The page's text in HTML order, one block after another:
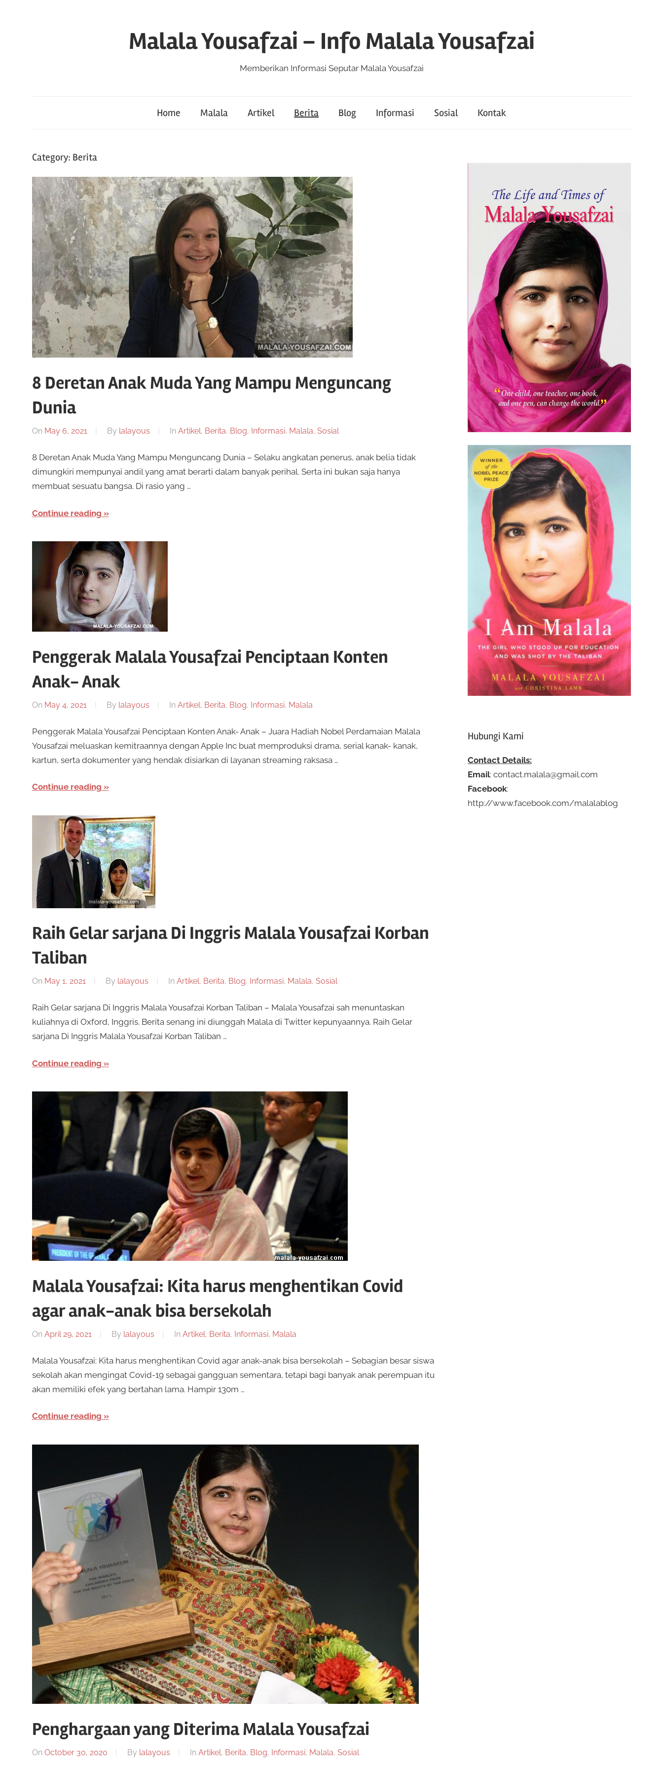
Malala Yousafzai – Info Malala Yousafzai
Memberikan Informasi Seputar Malala Yousafzai
Home Malala Artikel Berita Blog Informasi Sosial Kontak
Category: Berita
8 Deretan Anak Muda Yang Mampu Menguncang
Dunia
On May 6, 2021 By lalayous In Artikel, Berita, Blog, Informasi, Malala, Sosial
8 Deretan Anak Muda Yang Mampu Menguncang Dunia – Selaku angkatan penerus, anak belia tidak
dimungkiri mempunyai andil yang amat berarti dalam banyak perihal. Serta ini bukan saja hanya
membuat sesuatu bangsa. Di rasio yang …
Continue reading
Penggerak Malala Yousafzai Penciptaan Konten
Anak- Anak
On May 4, 2021 By lalayous In Artikel, Berita, Blog, Informasi, Malala
Penggerak Malala Yousafzai Penciptaan Konten Anak- Anak – Juara Hadiah Nobel Perdamaian Malala
Yousafzai meluaskan kemitraannya dengan Apple Inc buat memproduksi drama, serial kanak- kanak,
kartun, serta dokumenter yang hendak disiarkan di layanan streaming raksasa …
Continue reading
Raih Gelar sarjana Di Inggris Malala Yousafzai Korban
Taliban
On May 1, 2021 By lalayous In Artikel, Berita, Blog, Informasi, Malala, Sosial
Raih Gelar sarjana Di Inggris Malala Yousafzai Korban Taliban – Malala Yousafzai sah menuntaskan
kuliahnya di Oxford, Inggris. Berita senang ini diunggah Malala di Twitter kepunyaannya. Raih Gelar
sarjana Di Inggris Malala Yousafzai Korban Taliban …
Continue reading
Malala Yousafzai: Kita harus menghentikan Covid
agar anak-anak bisa bersekolah
On April 29, 2021 By lalayous In Artikel, Berita, Informasi, Malala
Malala Yousafzai: Kita harus menghentikan Covid agar anak-anak bisa bersekolah – Sebagian besar siswa
sekolah akan mengingat Covid-19 sebagai gangguan sementara, tetapi bagi banyak anak perempuan itu
akan memiliki efek yang bertahan lama. Hampir 130m …
Continue reading
Penghargaan yang Diterima Malala Yousafzai
On October 30, 2020 By lalayous In Artikel, Berita, Blog, Informasi, Malala, Sosial
Hubungi Kami
Contact Details:
Email: contact.malala@gmail.com
Facebook:
http://www.facebook.com/malalablog